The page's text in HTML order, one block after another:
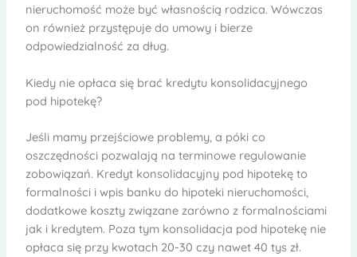
nieruchomość może być własnością rodzica. Wówczas
on również przystępuje do umowy i bierze
odpowiedzialność za dług.
Kiedy nie opłaca się brać kredytu konsolidacyjnego
pod hipotekę?
Jeśli mamy przejściowe problemy, a póki co
oszczędności pozwalają na terminowe regulowanie
zobowiązań. Kredyt konsolidacyjny pod hipotekę to
formalności i wpis banku do hipoteki nieruchomości,
dodatkowe koszty związane zarówno z formalnościami
jak i kredytem. Poza tym konsolidacja pod hipotekę nie
opłaca się przy kwotach 20-30 czy nawet 40 tys zł.